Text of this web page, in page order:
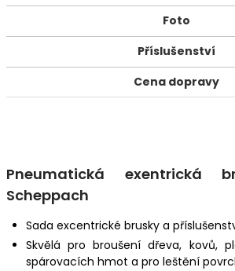
Foto
Příslušenství
Cena dopravy
Pneumatická exentrická
Scheppach
Sada excentrické brusky a
Skvělá pro broušení dřeva, kovů,
spárovacích hmot a pro leštění